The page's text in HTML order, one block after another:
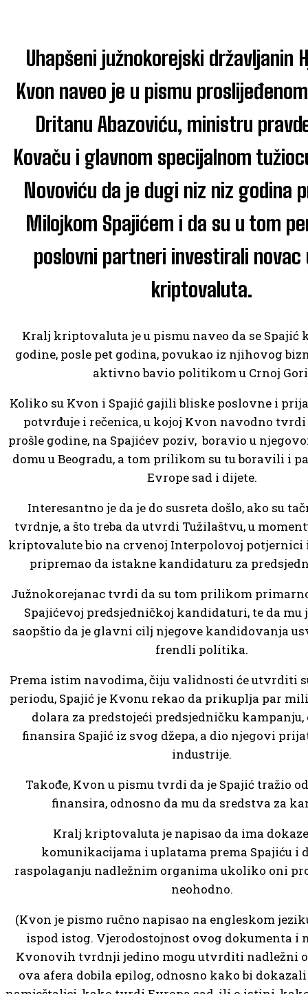
Uhapšeni južnokorejski državljanin
Kvon naveo je u pismu
Dritanu Abazoviću, ministru
Kovaču i glavnom specijalnom
Novoviću da je dugi niz niz godina
Milojkom Spajićem i da su u tom
poslovni partneri investirali novac
kriptovaluta.
Kralj kriptovaluta je u pismu naveo da se Spajić
godine, posle pet godina, povukao iz njihovog
aktivno bavio politikom u Crnoj
Koliko su Kvon i Spajić gajili bliske poslovne i
potvrđuje i rečenica, u kojoj Kvon navodno
prošle godine, na Spajićev poziv, boravio u
domu u Beogradu, a tom prilikom su tu boravili i
Evrope sad i dijete.
Interesantno je da je do susreta došlo, ako su
tvrdnje, a što treba da utvrdi Tužilaštvu, u
kriptovalute bio na crvenoj Interpolovoj potjernici
pripremao da istakne kandidaturu za
Južnokorejanac tvrdi da su tom prilikom
Spajićevoj predsjedničkoj kandidaturi, te da mu
saopštio da je glavni cilj njegove kandidovanja
frendli politika.
Prema istim navodima, čiju validnosti će utvrditi
periodu, Spajić je Kvonu rekao da prikuplja par
dolara za predstojeći predsjedničku kampanju,
finansira Spajić iz svog džepa, a dio njegovi
industrije.
Takođe, Kvon u pismu tvrdi da je Spajić tražio
finansira, odnosno da mu da sredstva za
Kralj kriptovaluta je napisao da ima
komunikacijama i uplatama prema Spajiću i
raspolaganju nadležnim organima ukoliko oni
neohodno.
(Kvon je pismo ručno napisao na engleskom
ispod istog. Vjerodostojnost ovog dokumenta i
Kvonovih tvrdnji jedino mogu utvrditi nadležni
ova afera dobila epilog, odnosno kako bi